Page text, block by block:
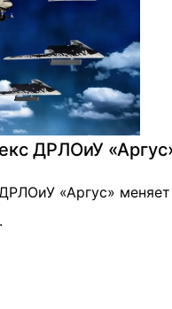
ДРЛОиУ
«Аргус»